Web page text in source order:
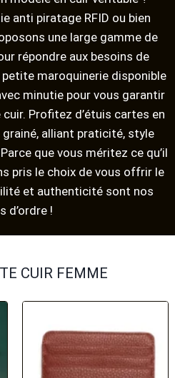
anti piratage RFID ou bien
une large gamme de
répondre aux besoins de
petite maroquinerie disponible
minutie pour vous garantir
Profitez d’étuis cartes en
alliant praticité, style
que vous méritez ce qu’il
pris le choix de vous offrir le
et authenticité sont nos
d’ordre !
CUIR FEMME​